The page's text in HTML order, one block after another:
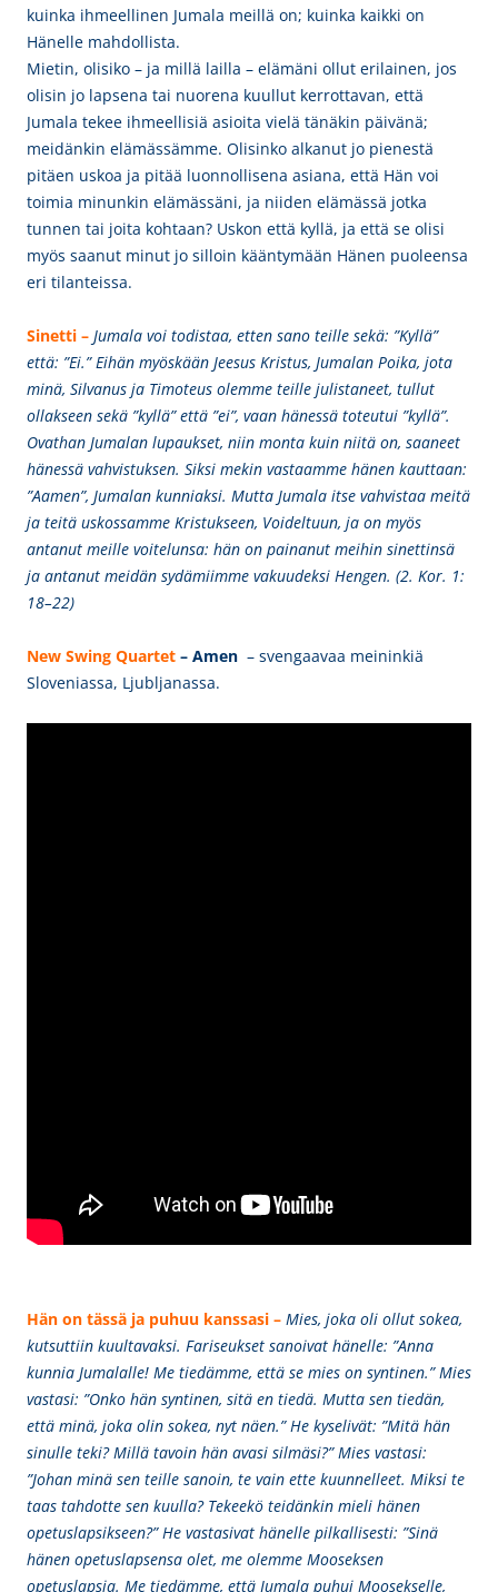
kuinka ihmeellinen Jumala meillä on; kuinka kaikki on
Hänelle mahdollista.
Mietin, olisiko – ja millä lailla – elämäni ollut erilainen, jos
olisin jo lapsena tai nuorena kuullut kerrottavan, että
Jumala tekee ihmeellisiä asioita vielä tänäkin päivänä;
meidänkin elämässämme. Olisinko alkanut jo pienestä
pitäen uskoa ja pitää luonnollisena asiana, että Hän voi
toimia minunkin elämässäni, ja niiden elämässä jotka
tunnen tai joita kohtaan? Uskon että kyllä, ja että se olisi
myös saanut minut jo silloin kääntymään Hänen puoleensa
eri tilanteissa.
Sinetti – Jumala voi todistaa, etten sano teille sekä: ”Kyllä”
että: ”Ei.” Eihän myöskään Jeesus Kristus, Jumalan Poika, jota
minä, Silvanus ja Timoteus olemme teille julistaneet, tullut
ollakseen sekä ”kyllä” että ”ei”, vaan hänessä toteutui ”kyllä”.
Ovathan Jumalan lupaukset, niin monta kuin niitä on, saaneet
hänessä vahvistuksen. Siksi mekin vastaamme hänen kauttaan:
”Aamen”, Jumalan kunniaksi. Mutta Jumala itse vahvistaa meitä
ja teitä uskossamme Kristukseen, Voideltuun, ja on myös
antanut meille voitelunsa: hän on painanut meihin sinettinsä
ja antanut meidän sydämiimme vakuudeksi Hengen. (2. Kor. 1:
18–22)
New Swing Quartet – Amen – svengaavaa meininkiä
Sloveniassa, Ljubljanassa.
Hän on tässä ja puhuu kanssasi – Mies, joka oli ollut sokea,
kutsuttiin kuultavaksi. Fariseukset sanoivat hänelle: ”Anna
kunnia Jumalalle! Me tiedämme, että se mies on syntinen.” Mies
vastasi: ”Onko hän syntinen, sitä en tiedä. Mutta sen tiedän,
että minä, joka olin sokea, nyt näen.” He kyselivät: ”Mitä hän
sinulle teki? Millä tavoin hän avasi silmäsi?” Mies vastasi:
”Johan minä sen teille sanoin, te vain ette kuunnelleet. Miksi te
taas tahdotte sen kuulla? Tekeekö teidänkin mieli hänen
opetuslapsikseen?” He vastasivat hänelle pilkallisesti: ”Sinä
hänen opetuslapsensa olet, me olemme Mooseksen
opetuslapsia. Me tiedämme, että Jumala puhui Moosekselle,